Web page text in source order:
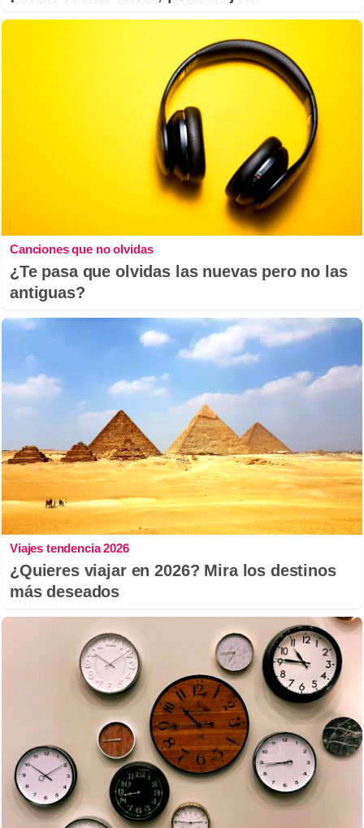
Canciones que no olvidas
¿Te pasa que olvidas las nuevas pero no las
antiguas?
Viajes tendencia 2026
¿Quieres viajar en 2026? Mira los destinos
más deseados